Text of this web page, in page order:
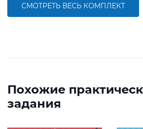
СМОТРЕТЬ ВЕСЬ КОМПЛЕКТ
Похожие
задания